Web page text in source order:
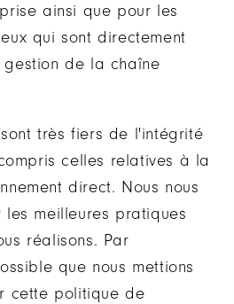
ainsi que pour les
qui sont directement
de la chaîne
très fiers de l'intégrité
celles relatives à la
direct. Nous nous
meilleures pratiques
réalisons. Par
que nous mettions
cette politique de